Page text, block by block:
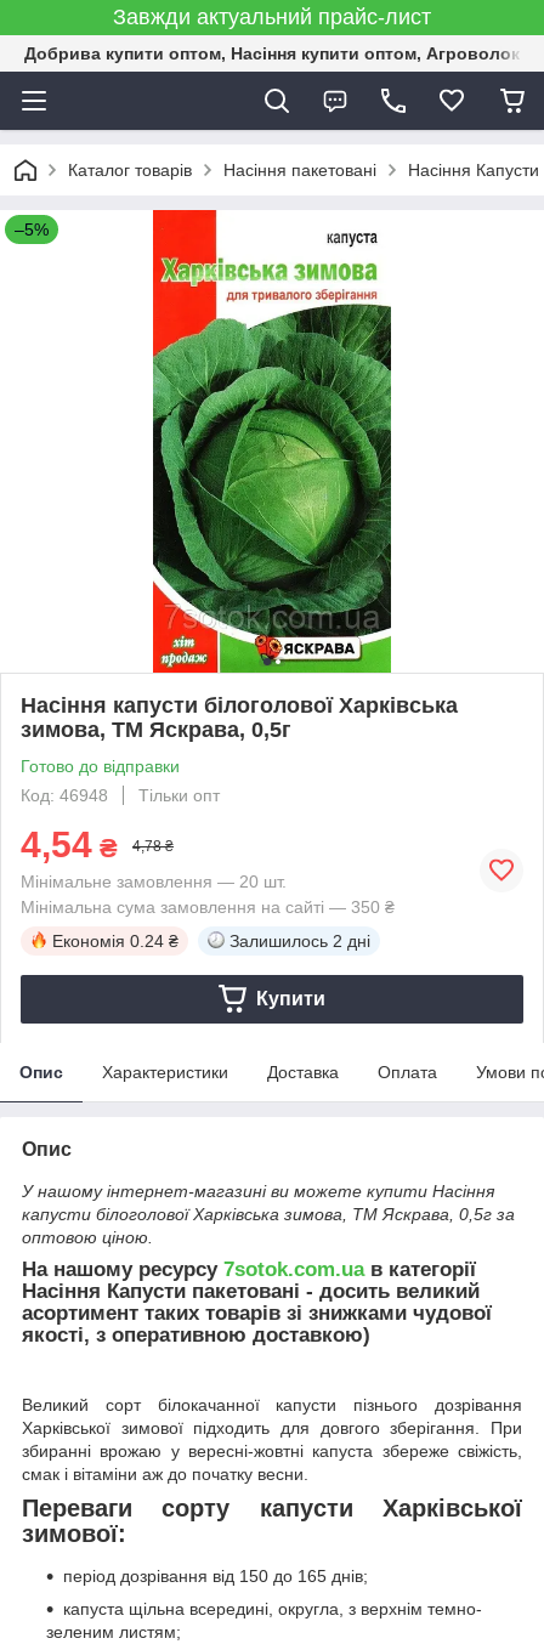
Завжди актуальний прайс-лист
Добрива купити оптом, Насіння купити оптом,
Каталог товарів Насіння пакетовані Насіння Капусти
–5%
Насіння капусти білоголової Харкiвська
зимова, ТМ Яскрава, 0,5г
Готово до відправки
Код: 46948
Тільки опт
4,54 ₴ 4,78 ₴
Мінімальне замовлення — 20 шт.
Мінімальна сума замовлення на сайті — 350 ₴
Економія 0.24 ₴ Залишилось 2 дні
Купити
Опис Характеристики Доставка Оплата Умови
Опис
У нашому інтернет-магазині ви можете купити Насіння
капусти білоголової Харкiвська зимова, ТМ Яскрава, 0,5г за
оптовою ціною.
На нашому ресурсу 7sotok.com.uaв категорії
Насіння Капусти пакетовані - досить великий
асортимент таких товарів зі знижками чудової
якості, з оперативною доставкою)
Великий сорт білокачанної капусти пізнього дозрівання
Харківської зимової підходить для довгого зберігання. При
збиранні врожаю у вересні-жовтні капуста збереже свіжість,
смак і вітаміни аж до початку весни.
Переваги сорту капусти Харківської
зимової:
період дозрівання від 150 до 165 днів;
капуста щільна всередині, округла, з верхнім темно-
зеленим листям;